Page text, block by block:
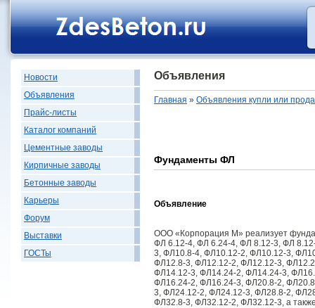
Новости
Объявления
Прайс-листы
Каталог компаний
Цементные заводы
Кирпичные заводы
Бетонные заводы
Карьеры
Форум
Выставки
ГОСТы
Объявления
Главная » Объявления купли или
Фундаменты ФЛ
Объявление
ООО «Корпорация М» реализует
ФЛ 6.12-4, ФЛ 6.24-4, ФЛ 8.12-3, ФЛ
3, ФЛ10.8-4, ФЛ10.12-2, ФЛ10.12-3,
ФЛ12.8-3, ФЛ12.12-2, ФЛ12.12-3,
ФЛ14.12-3, ФЛ14.24-2, ФЛ14.24-3,
ФЛ16.24-2, ФЛ16.24-3, ФЛ20.8-2,
3, ФЛ24.12-2, ФЛ24.12-3, ФЛ28.8-2,
ФЛ32.8-3, ФЛ32.12-2, ФЛ32.12-3, а